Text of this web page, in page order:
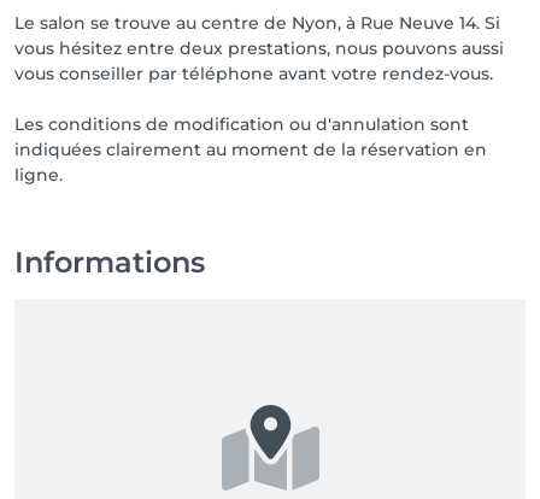
Le salon se trouve au centre de Nyon, à Rue Neuve 14. Si
vous hésitez entre deux prestations, nous pouvons aussi
vous conseiller par téléphone avant votre rendez-vous.
Les conditions de modification ou d'annulation sont
indiquées clairement au moment de la réservation en
ligne.
Informations